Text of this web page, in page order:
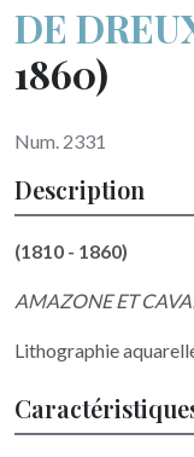
DE
1860)
Num. 2331
Description
(1810 - 1860)
AMAZONE ET
Lithographie